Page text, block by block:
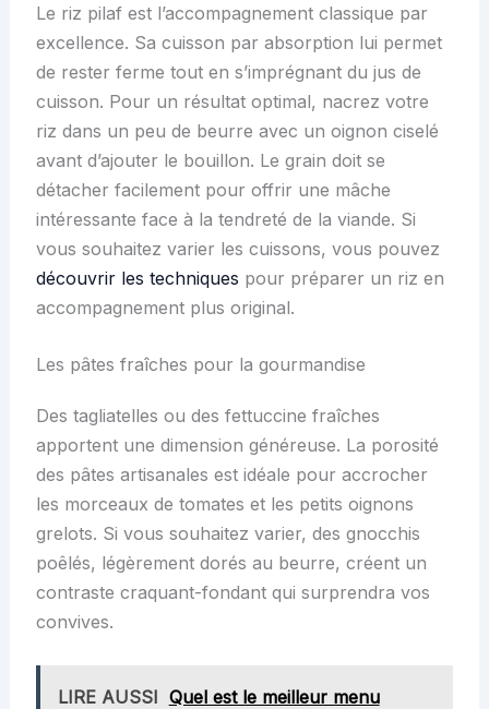
Le riz pilaf est l’accompagnement classique par
excellence. Sa cuisson par absorption lui permet
de rester ferme tout en s’imprégnant du jus de
cuisson. Pour un résultat optimal, nacrez votre
riz dans un peu de beurre avec un oignon ciselé
avant d’ajouter le bouillon. Le grain doit se
détacher facilement pour offrir une mâche
intéressante face à la tendreté de la viande. Si
vous souhaitez varier les cuissons, vous pouvez
découvrir les techniques pour préparer un riz en
accompagnement plus original.
Les pâtes fraîches pour la gourmandise
Des tagliatelles ou des fettuccine fraîches
apportent une dimension généreuse. La porosité
des pâtes artisanales est idéale pour accrocher
les morceaux de tomates et les petits oignons
grelots. Si vous souhaitez varier, des gnocchis
poêlés, légèrement dorés au beurre, créent un
contraste craquant-fondant qui surprendra vos
convives.
LIRE AUSSI Quel est le meilleur menu